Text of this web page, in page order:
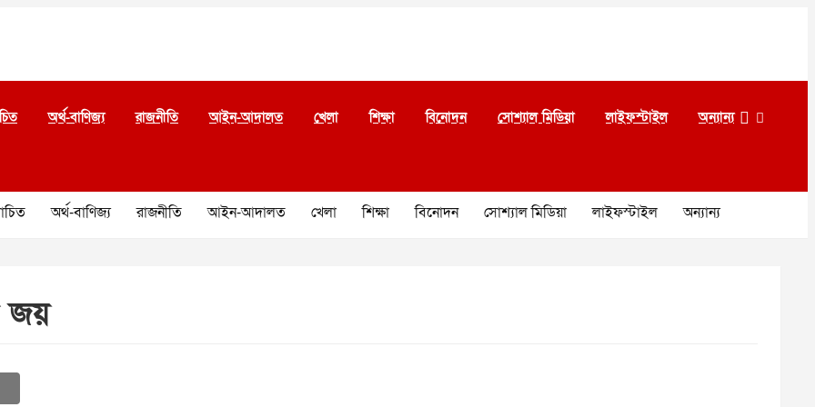
অর্থ-বাণিজ্য রাজনীতি আইন-আদালত খেলা শিক্ষা বিনোদন সোশ্যাল মিডিয়া লাইফস্টাইল অন্যান্য
অর্থ-বাণিজ্য রাজনীতি আইন-আদালত খেলা শিক্ষা বিনোদন সোশ্যাল মিডিয়া লাইফস্টাইল অন্যান্য
জয়